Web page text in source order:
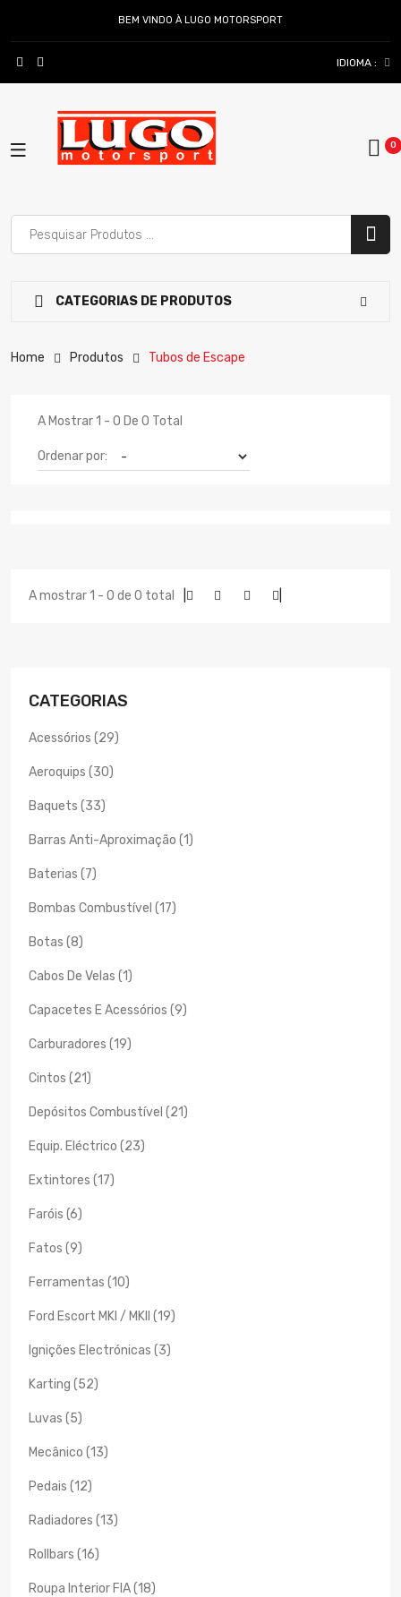
BEM VINDO À LUGO MOTORSPORT
IDIOMA :
CATEGORIAS DE PRODUTOS
Home Produtos Tubos de Escape
A Mostrar 1 - 0 De 0 Total
Ordenar por:
A mostrar 1 - 0 de 0 total
CATEGORIAS
Acessórios (29)
Aeroquips (30)
Baquets (33)
Barras Anti-Aproximação (1)
Baterias (7)
Bombas Combustível (17)
Botas (8)
Cabos De Velas (1)
Capacetes E Acessórios (9)
Carburadores (19)
Cintos (21)
Depósitos Combustível (21)
Equip. Eléctrico (23)
Extintores (17)
Faróis (6)
Fatos (9)
Ferramentas (10)
Ford Escort MKI / MKII (19)
Ignições Electrónicas (3)
Karting (52)
Luvas (5)
Mecânico (13)
Pedais (12)
Radiadores (13)
Rollbars (16)
Roupa Interior FIA (18)